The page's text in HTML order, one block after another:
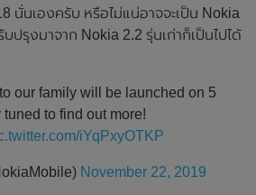
นั่นเองครับ หรือไม่แน่อาจจะเป็น Nokia
ปรุงมาจาก Nokia 2.2 รุ่นเก่าก็เป็นไปได้
our family will be launched on 5
to find out more!
iYqPxyOTKP
November 22, 2019